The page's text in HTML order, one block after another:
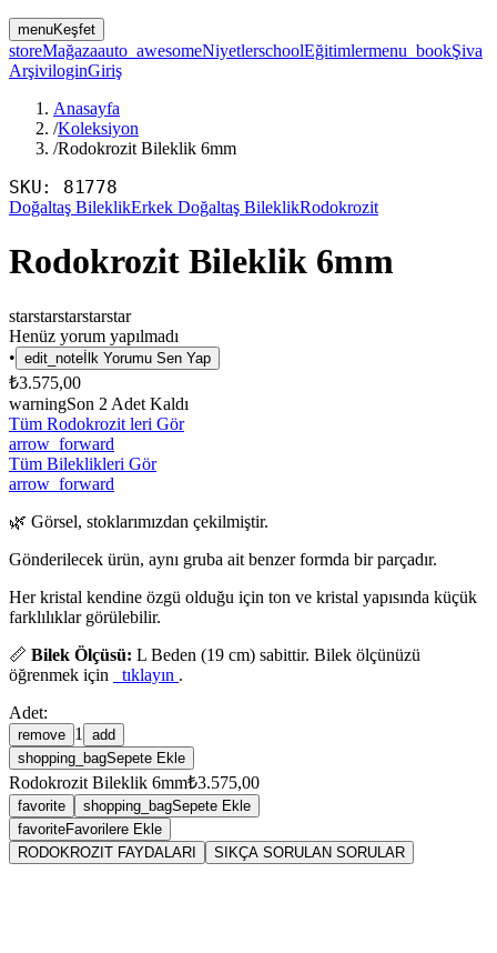
menuKeşfet
storeMağazaauto_awesomeNiyetlerschoolEğitimlermenu_bookŞiva
ArşiviloginGiriş
Anasayfa
/Koleksiyon
/Rodokrozit Bileklik 6mm
SKU: 81778
Doğaltaş BileklikErkek Doğaltaş BileklikRodokrozit
Rodokrozit Bileklik 6mm
starstarstarstarstar
Henüz yorum yapılmadı
• edit_note İlk Yorumu Sen Yap
₺3.575,00
warningSon 2 Adet Kaldı
Tüm Rodokrozit leri Gör
arrow_forward
Tüm Bileklikleri Gör
arrow_forward
🌿 Görsel, stoklarımızdan çekilmiştir.
Gönderilecek ürün, aynı gruba ait benzer formda bir parçadır.
Her kristal kendine özgü olduğu için ton ve kristal yapısında küçük
farklılıklar görülebilir.
📏 Bilek Ölçüsü: L Beden (19 cm) sabittir. Bilek ölçünüzü
öğrenmek için
tıklayın .
Adet:
remove 1
add
shopping_bagSepete Ekle
Rodokrozit Bileklik 6mm₺3.575,00
favorite shopping_bagSepete Ekle
favoriteFavorilere Ekle
RODOKROZIT FAYDALARI
SIKÇA SORULAN SORULAR